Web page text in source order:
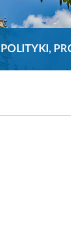
POLITYKI,